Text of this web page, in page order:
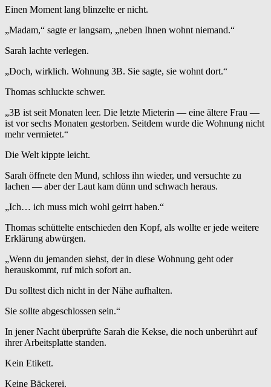
Einen Moment lang blinzelte er nicht.
„Madam,“ sagte er langsam, „neben Ihnen wohnt niemand.“
Sarah lachte verlegen.
„Doch, wirklich. Wohnung 3B. Sie sagte, sie wohnt dort.“
Thomas schluckte schwer.
„3B ist seit Monaten leer. Die letzte Mieterin — eine ältere Frau —
ist vor sechs Monaten gestorben. Seitdem wurde die Wohnung nicht
mehr vermietet.“
Die Welt kippte leicht.
Sarah öffnete den Mund, schloss ihn wieder, und versuchte zu
lachen — aber der Laut kam dünn und schwach heraus.
„Ich… ich muss mich wohl geirrt haben.“
Thomas schüttelte entschieden den Kopf, als wollte er jede weitere
Erklärung abwürgen.
„Wenn du jemanden siehst, der in diese Wohnung geht oder
herauskommt, ruf mich sofort an.
Du solltest dich nicht in der Nähe aufhalten.
Sie sollte abgeschlossen sein.“
In jener Nacht überprüfte Sarah die Kekse, die noch unberührt auf
ihrer Arbeitsplatte standen.
Kein Etikett.
Keine Bäckerei.